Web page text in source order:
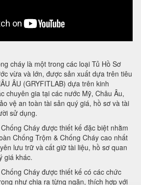
cháy là một trong các loại Tủ Hồ Sơ
vừa và lớn, được sản xuất dựa trên tiêu
ÂU (GRYFITLAB) dựa trên kinh
chuyên gia tại các nước Mỹ, Châu Âu,
vệ an toàn tài sản quý giá, hồ sơ và tài
sử dụng.
Cháy được thiết kế đặc biệt nhằm
Chống Trộm & Chống Cháy cao nhất
lưu trữ và cất giữ tài liệu, hồ sơ quan
giá khác.
Cháy được thiết kế có các chức
như chia ra từng ngăn, thích hợp với